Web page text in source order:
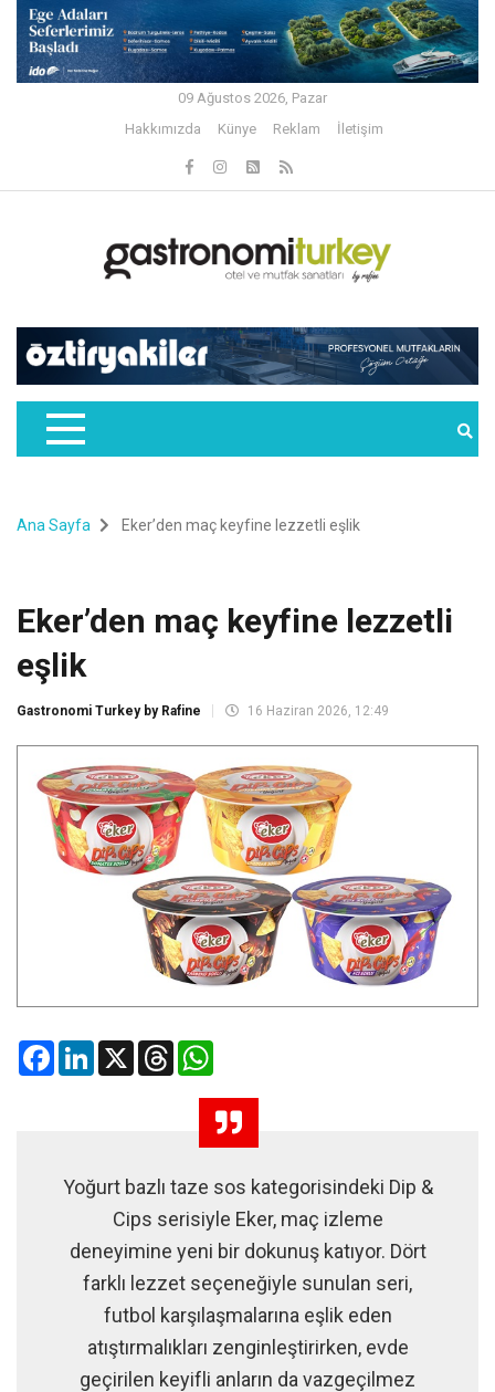
09 Ağustos 2026, Pazar
Hakkımızda
Künye Reklam İletişim
Ana Sayfa Eker’den maç keyfine lezzetli eşlik
Eker’den maç keyfine lezzetli
eşlik
Gastronomi Turkey by Rafine 16 Haziran 2026, 12:49
FacebookLinkedIn
X Threads
Yoğurt bazlı taze sos kategorisindeki Dip &
Cips serisiyle Eker, maç izleme
deneyimine yeni bir dokunuş katıyor. Dört
farklı lezzet seçeneğiyle sunulan seri,
futbol karşılaşmalarına eşlik eden
atıştırmalıkları zenginleştirirken, evde
geçirilen keyifli anların da vazgeçilmez